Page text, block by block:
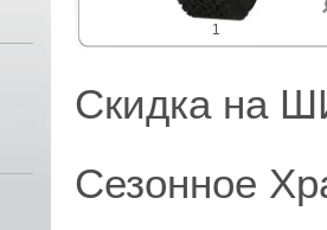
1
Скидка на
Сезонное